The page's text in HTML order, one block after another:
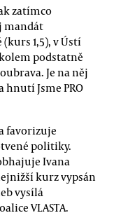
zatímco
mandát
1,5), v Ústí
podstatně
Je na něj
Jsme PRO
favorizuje
politiky.
Ivana
kurz vypsán
vysílá
VLASTA.